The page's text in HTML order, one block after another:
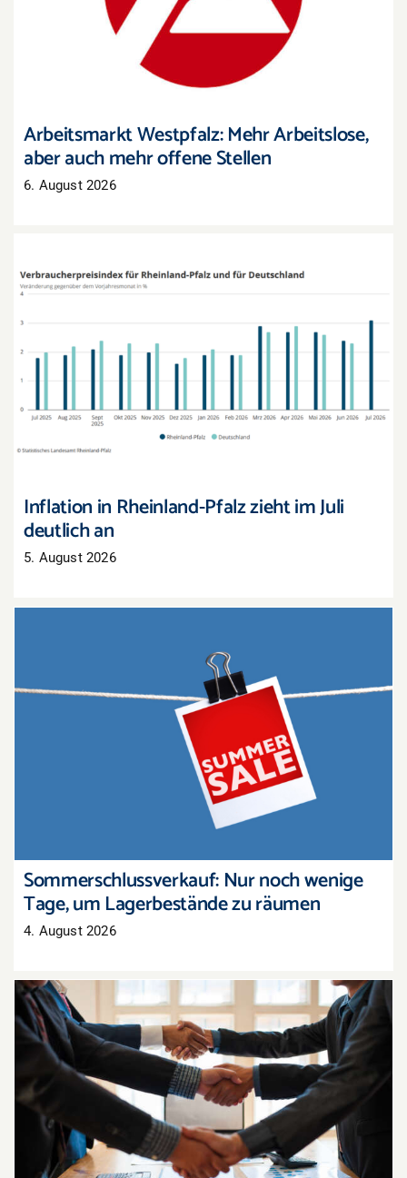
auch mehr offene Stellen
Arbeitsmarkt Westpfalz: Mehr Arbeitslose,
aber auch mehr offene Stellen
6. August 2026
Inflation in Rheinland-Pfalz zieht im Juli deutlich
Inflation in Rheinland-Pfalz zieht im Juli
deutlich an
5. August 2026
Sommerschlussverkauf: Nur noch wenige Tage,
um Lagerbestände zu räumen
Sommerschlussverkauf: Nur noch wenige
Tage, um Lagerbestände zu räumen
4. August 2026
Tarifabschluss in der Pfalz: Groß- und
Außenhandel übernimmt bayerisches Ergebnis